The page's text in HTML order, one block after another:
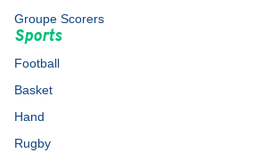
Groupe Scorers
Sports
Football
Basket
Hand
Rugby